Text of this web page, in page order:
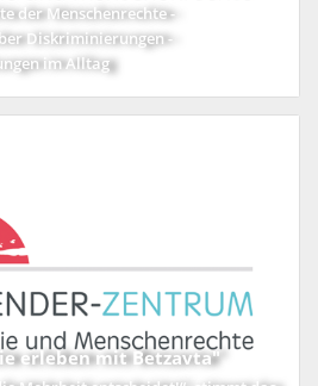
der Menschenrechte -
Diskriminierungen -
im Alltag
erleben mit Betzavta"